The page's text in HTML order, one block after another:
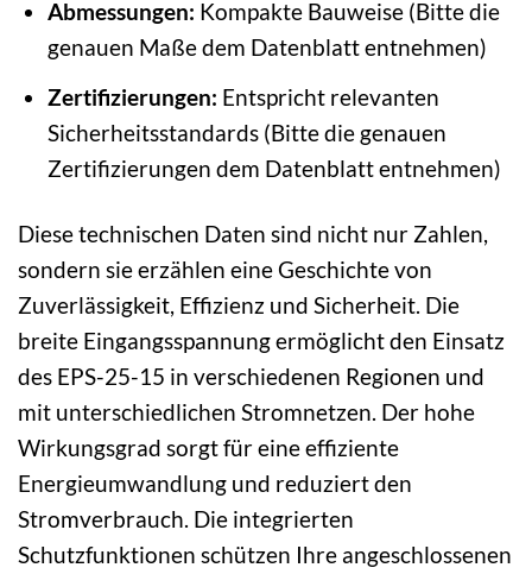
Abmessungen: Kompakte Bauweise (Bitte die
genauen Maße dem Datenblatt entnehmen)
Zertifizierungen: Entspricht relevanten
Sicherheitsstandards (Bitte die genauen
Zertifizierungen dem Datenblatt entnehmen)
Diese technischen Daten sind nicht nur Zahlen,
sondern sie erzählen eine Geschichte von
Zuverlässigkeit, Effizienz und Sicherheit. Die
breite Eingangsspannung ermöglicht den Einsatz
des EPS-25-15 in verschiedenen Regionen und
mit unterschiedlichen Stromnetzen. Der hohe
Wirkungsgrad sorgt für eine effiziente
Energieumwandlung und reduziert den
Stromverbrauch. Die integrierten
Schutzfunktionen schützen Ihre angeschlossenen